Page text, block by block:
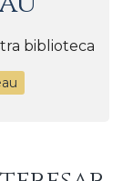
biblioteca